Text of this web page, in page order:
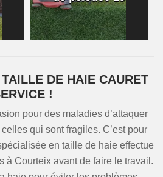
DE HAIE CAURET
!
pour des maladies d’attaquer
qui sont fragiles. C’est pour
en taille de haie effectue
à Courteix avant de faire le travail.